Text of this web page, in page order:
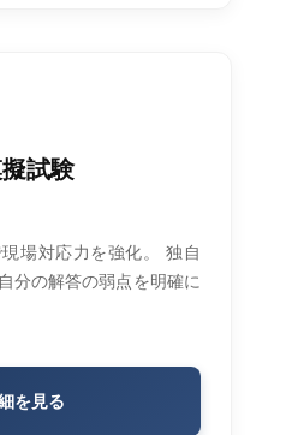
試験
場対応力を強化。 独自
分の解答の弱点を明確に
を見る